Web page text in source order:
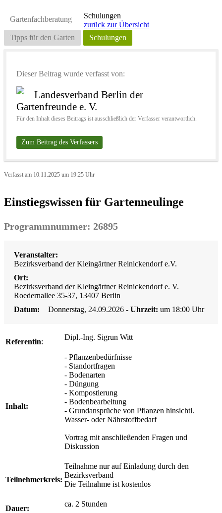
Gartenfachberatung
Tipps für den Garten Schulungen
Schulungen
zurück zur Übersicht
Dieser Beitrag wurde verfasst von:
Landesverband Berlin der
Gartenfreunde e. V.
Für den Inhalt dieses Beitrags ist ausschließlich der Verfasser verantwortlich.
Zum Beitrag des Verfassers
Verfasst am 10.11.2025 um 19:25 Uhr
Einstiegswissen für Gartenneulinge
Programmnummer: 26895
Veranstalter:
Bezirksverband der Kleingärtner Reinickendorf e.V.
Ort:
Bezirksverband der Kleingärtner Reinickendorf e. V.
Roedernallee 35-37, 13407 Berlin
Datum:
Donnerstag, 24.09.2026 - Uhrzeit: um 18:00 Uhr
Referentin:
Dipl.-Ing. Sigrun Witt
Inhalt:
- Pflanzenbedürfnisse
- Standortfragen
- Bodenarten
- Düngung
- Kompostierung
- Bodenbearbeitung
- Grundansprüche von Pflanzen hinsichtl.
Wasser- oder Nährstoffbedarf
Vortrag mit anschließenden Fragen und
Diskussion
Teilnehmerkreis:
Teilnahme nur auf Einladung durch den
Bezirksverband
Die Teilnahme ist kostenlos
Dauer:
ca. 2 Stunden